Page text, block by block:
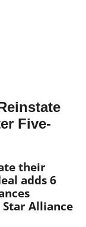
Five-
their
adds 6
Alliance